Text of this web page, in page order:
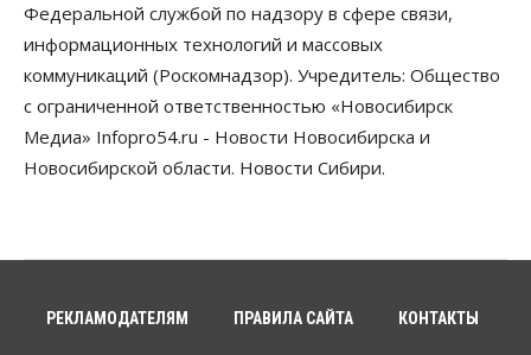
По «Сибэлектротерму» выдали исполнительные
листы на полмиллиарда рублей
07 Августа 2026, 08:00
Бизнес Власть Медицина Общество
Искусственный интеллект предлагают
привлекать к разработке новых лекарств в
России
рублей
Федеральной службой по надзору в сфере связи,
информационных технологий и массовых
коммуникаций (Роскомнадзор). Учредитель: Общество
с ограниченной ответственностью «Новосибирск
Медиа» Infopro54.ru - Новости Новосибирска и
Новосибирской области. Новости Сибири.
РЕКЛАМОДАТЕЛЯМ ПРАВИЛА САЙТА КОНТАКТЫ